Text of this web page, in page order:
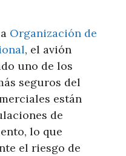
Organización de
, el avión
uno de los
seguros del
están
de
lo que
el riesgo de